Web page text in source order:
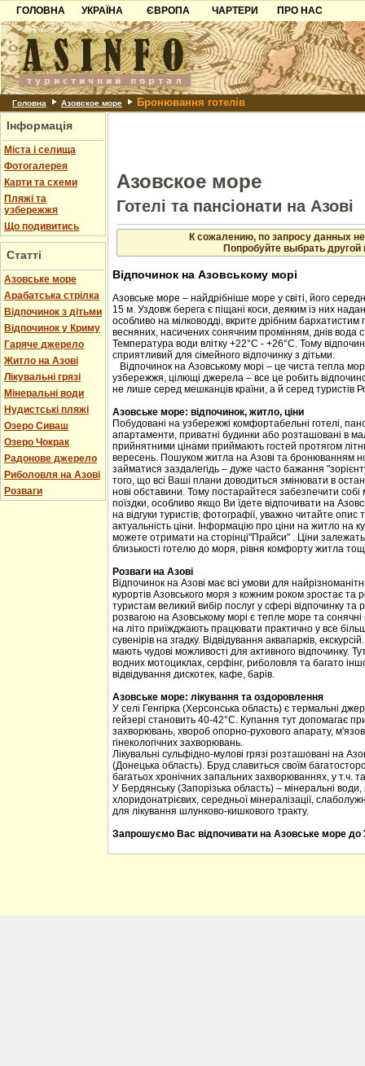
ГОЛОВНА
УКРАЇНА
Карпати
Азов
Причорноморря
Шацьк
ЄВРОПА
Чорногорія
Хорватія
Болгарія
Албанія
ЧАРТЕРИ
ПРО НАС
Контакти
Партнерам
Додати готель
Головна Азовское море Бронювання готелів
Інформація
Міста і селища
Фотогалерея
Карти та схеми
Пляжі та
узбережжя
Що подивитись
Статті
Азовське море
Арабатська стрілка
Відпочинок з дітьми
Відпочинок у Криму
Гаряче джерело
Житло на Азові
Лікувальні грязі
Мінеральні води
Нудистські пляжі
Озеро Сиваш
Озеро Чокрак
Радонове джерело
Риболовля на Азові
Розваги
Азовское море
Готелі та пансіонати на Азові
К сожалению, по запросу данных
Попробуйте выбрать другой
Відпочинок на Азовському морі
Азовське море – найдрібніше море у світі, його
15 м. Уздовж берега є піщані коси, деяким із них
особливо на мілководді, вкрите дрібним
весняних, насичених сонячним промінням, днів вода
Температура води влітку +22°C - +26°C. Тому
сприятливий для сімейного відпочинку з дітьми.
Відпочинок на Азовському морі – це чиста тепла
узбережжя, цілющі джерела – все це робить
не лише серед мешканців країни, а й серед туристів
Азовське море: відпочинок, житло, ціни
Побудовані на узбережжі комфортабельні готелі,
апартаменти, приватні будинки або розташовані в
прийнятними цінами приймають гостей протягом
вересень. Пошуком житла на Азові та бронюванням
займатися заздалегідь – дуже часто бажання
того, що всі Ваші плани доводиться змінювати в
нові обставини. Тому постарайтеся забезпечити
поїздки, особливо якщо Ви їдете відпочивати на
на відгуки туристів, фотографії, уважно читайте опис
актуальність ціни. Інформацію про ціни на житло на
можете отримати на сторінці"Прайси" . Ціни залежать
близькості готелю до моря, рівня комфорту житла
Розваги на Азові
Відпочинок на Азові має всі умови для
курортів Азовського моря з кожним роком зростає та
туристам великий вибір послуг у сфері відпочинку та
розвагою на Азовському морі є тепле море та сонячні
на літо приїжджають працювати практично у все
сувенірів на згадку. Відвідування аквапарків,
мають чудові можливості для активного відпочинку.
водних мотоциклах, серфінг, риболовля та багато
відвідування дискотек, кафе, барів.
Азовське море: лікування та оздоровлення
У селі Генгірка (Херсонська область) є термальні
гейзері становить 40-42°С. Купання тут допомагає
захворювань, хвороб опорно-рухового апарату,
гінекологічних захворювань.
Лікувальні сульфідно-мулові грязі розташовані на
(Донецька область). Бруд славиться своїм
багатьох хронічних запальних захворюваннях, у т.ч. та
У Бердянську (Запорізька область) – мінеральні води,
хлоридонатрієвих, середньої мінералізації,
для лікування шлунково-кишкового тракту.
Запрошуємо Вас відпочивати на Азовське море до